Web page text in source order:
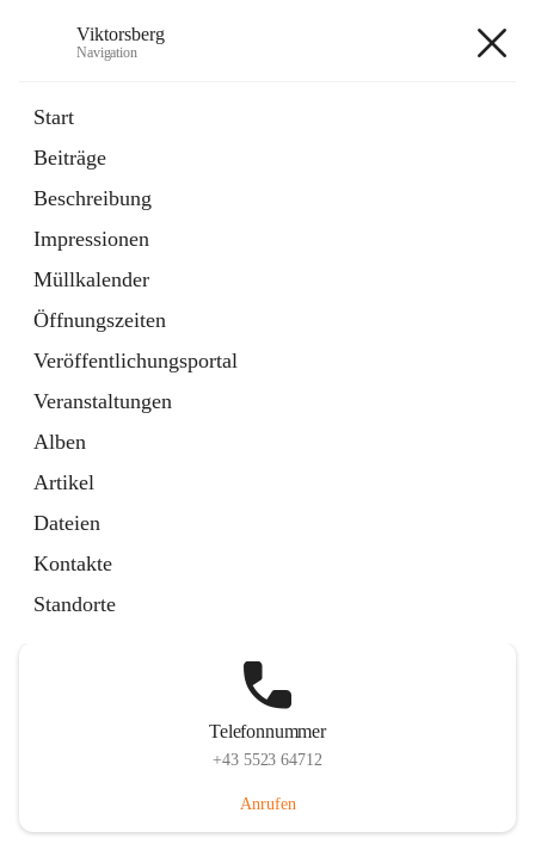
Viktorsberg
Navigation
Start
Beiträge
Beschreibung
Impressionen
Müllkalender
Öffnungszeiten
Veröffentlichungsportal
Veranstaltungen
Alben
Artikel
Dateien
Kontakte
Standorte
1 Schnellzugriff
Bürgerservice
10 Schnellzugriffe
Telefonnummer
+43 5523 64712
Anrufen